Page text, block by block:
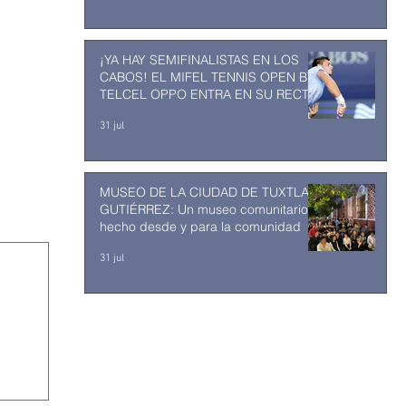
¡YA HAY SEMIFINALISTAS EN LOS
CABOS! EL MIFEL TENNIS OPEN BY
TELCEL OPPO ENTRA EN SU RECTA
31 jul
MUSEO DE LA CIUDAD DE TUXTLA
GUTIÉRREZ: Un museo comunitario
hecho desde y para la comunidad
31 jul